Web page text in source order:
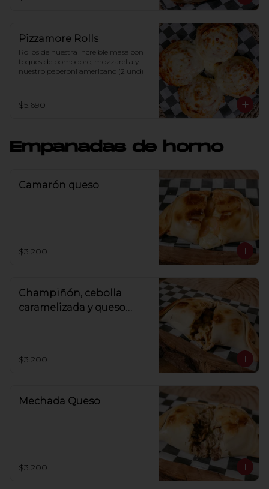
Pizzamore Rolls
Rollos de nuestra increíble masa con
toques de pomodoro, mozzarella y
nuestro peperoni americano (2 und)
$5.690
Empanadas de horno
Camarón queso
$3.200
Champiñón, cebolla
caramelizada y queso
$3.200
Mechada Queso
$3.200